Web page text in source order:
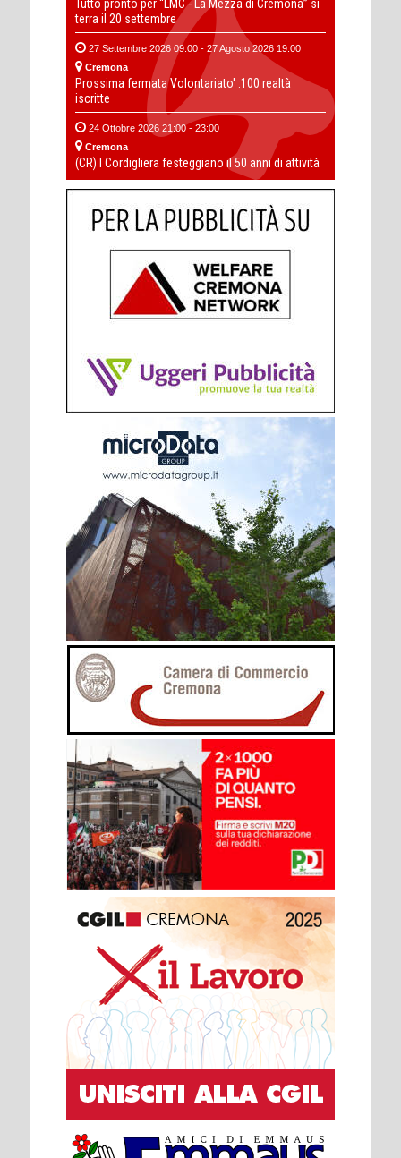
Tutto pronto per “LMC - La Mezza di Cremona” si
terra il 20 settembre
27 Settembre 2026 09:00 - 27 Agosto 2026 19:00
Cremona
Prossima fermata Volontariato' :100 realtà
iscritte
24 Ottobre 2026 21:00 - 23:00
Cremona
(CR) I Cordigliera festeggiano il 50 anni di attività